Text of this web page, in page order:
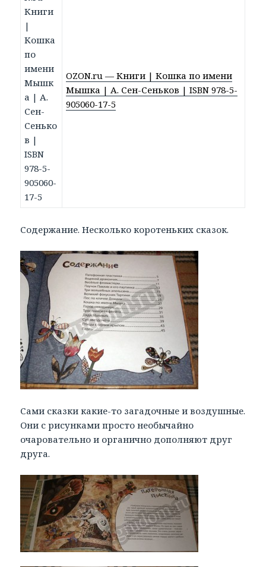
OZON.ru — Книги | Кошка по имени
Мышка | А. Сен-Сеньков | ISBN 978-5-
905060-17-5
Содержание. Несколько коротеньких сказок.
Сами сказки какие-то загадочные и воздушные.
Они с рисунками просто необычайно
очаровательно и органично дополняют друг
друга.